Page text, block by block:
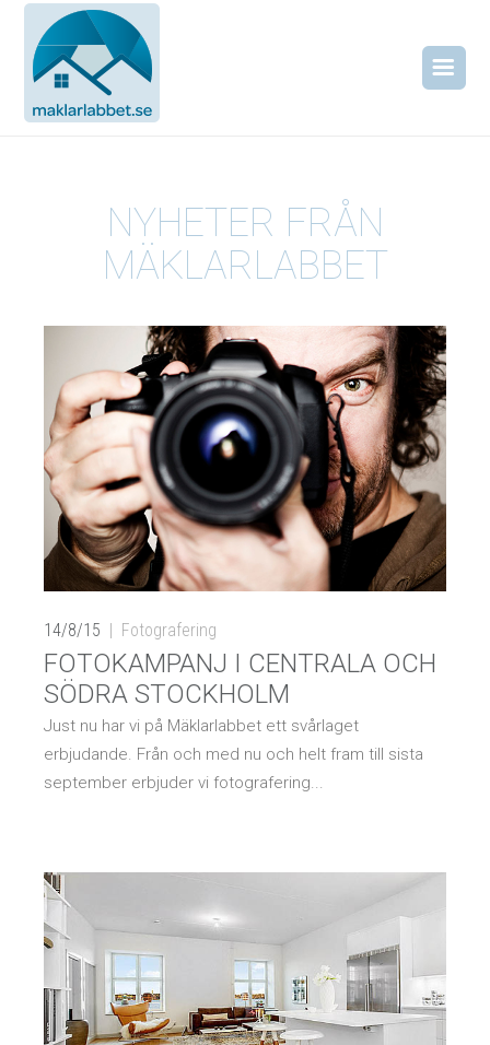
NYHETER FRÅN
MÄKLARLABBET
14/8/15 Fotografering
FOTOKAMPANJ I CENTRALA OCH
SÖDRA STOCKHOLM
Just nu har vi på Mäklarlabbet ett svårlaget
erbjudande. Från och med nu och helt fram till sista
september erbjuder vi fotografering...